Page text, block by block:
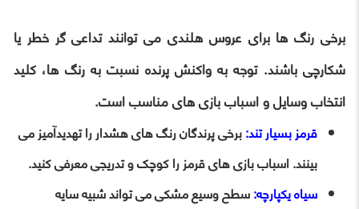
برخی رنگ ها برای عروس هلندی می توانند تداعی گر خطر یا
شکارچی باشند. توجه به واکنش پرنده نسبت به رنگ ها، کلید
انتخاب وسایل و اسباب بازی های مناسب است.
قرمز بسیار تند:برخی پرندگان رنگ های هشدار را تهدیدآمیز می
بینند. اسباب بازی های قرمز را کوچک و تدریجی معرفی کنید.
سیاه یکپارچه:سطح وسیع مشکی می تواند شبیه سایه